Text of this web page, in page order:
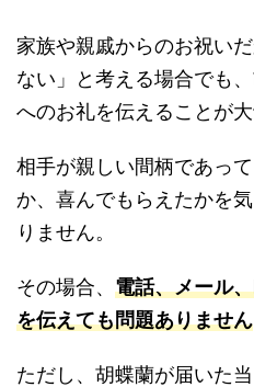
家族や親戚からのお祝い
ない」と考える場合でも
へのお礼を伝えることが大
相手が親しい間柄であっ
か、喜んでもらえたかを
りません。
その場合、 電話、メール
を伝えても問題ありません
ただし、胡蝶蘭が届いた